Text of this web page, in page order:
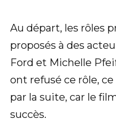
Au départ, les rôles
proposés à des
Ford et Michelle
ont refusé ce rôle,
par la suite, car le
succès.